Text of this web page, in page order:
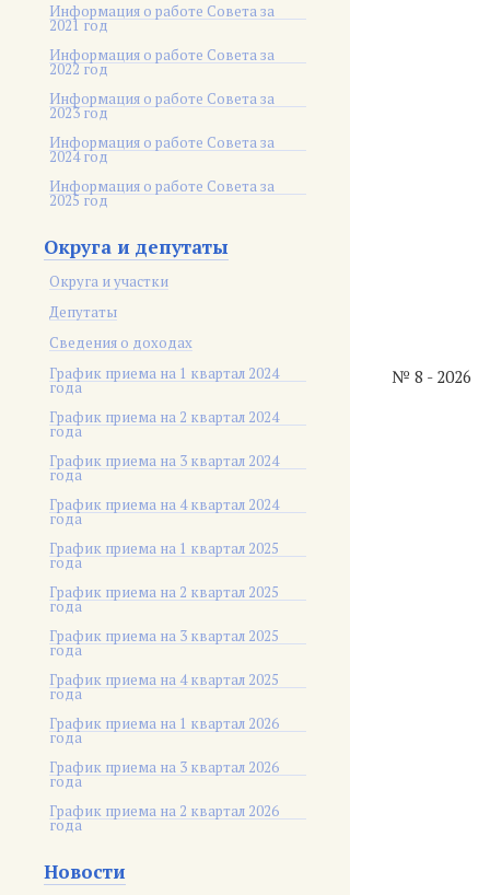
Информация о работе Совета за
2021 год
Информация о работе Совета за
2022 год
Информация о работе Совета за
2023 год
Информация о работе Совета за
2024 год
Информация о работе Совета за
2025 год
Округа и депутаты
Округа и участки
Депутаты
Сведения о доходах
График приема на 1 квартал 2024
года
График приема на 2 квартал 2024
года
График приема на 3 квартал 2024
года
График приема на 4 квартал 2024
года
График приема на 1 квартал 2025
года
График приема на 2 квартал 2025
года
График приема на 3 квартал 2025
года
График приема на 4 квартал 2025
года
График приема на 1 квартал 2026
года
График приема на 3 квартал 2026
года
График приема на 2 квартал 2026
года
Новости
№ 8 - 2026